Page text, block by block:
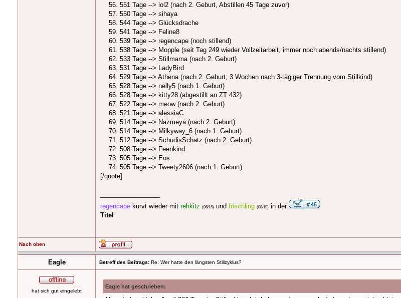
551 Tage --> lol2 (nach 2. Geburt, Abstillen 45 Tage zuvor)
550 Tage --> sihaya
544 Tage --> Glücksdrache
541 Tage --> Feline8
539 Tage --> regencape (noch stillend)
538 Tage --> Mopple (seit Tag 249 wieder Vollzeitarbeit, immer noch abends/nachts stillend)
533 Tage --> Stillmama (nach 2. Geburt)
531 Tage --> LadyBird
529 Tage --> Athena (nach 2. Geburt, 3 Wochen nach 3-tägiger Trennung vom Stillkind)
528 Tage --> nelly5 (nach 1. Geburt)
528 Tage --> kitty28 (abgestillt an ZT 432)
522 Tage --> meow (nach 2. Geburt)
521 Tage --> alessiaC
514 Tage --> Nazmeya (nach 2. Geburt)
514 Tage --> Milkyway_6 (nach 1. Geburt)
512 Tage --> SchudisSchatz (nach 2. Geburt)
508 Tage --> Feenkind
505 Tage --> Eos
505 Tage --> Tweety2606 (nach 1. Geburt)
[/quote]
regencape kurvt wieder mit rehkitz (06/16) und frischling (08/19) in der
Titel
Nach oben
Eagle Betreff des Beitrags: Re: Wer hatte den längsten Stillzyklus?
hat sich gut eingelebt
Eagle hat geschrieben: